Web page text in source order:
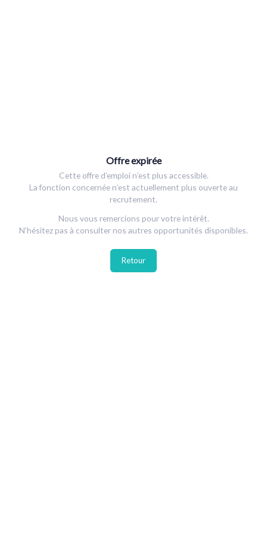
Offre expirée
Cette offre d’emploi n’est plus accessible.
La fonction concernée n’est actuellement plus ouverte au
recrutement.
Nous vous remercions pour votre intérêt.
N’hésitez pas à consulter nos autres opportunités disponibles.
Retour